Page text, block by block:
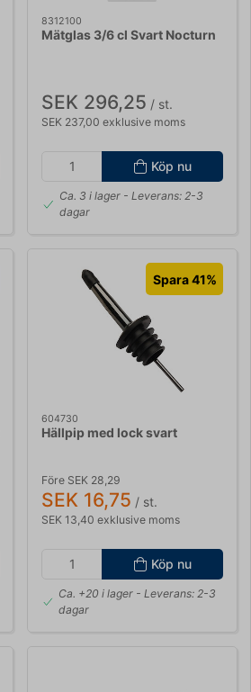
8312100
Mätglas 3/6 cl Svart Nocturn
SEK 296,25 / st.
SEK 237,00 exklusive moms
Köp nu
Ca. 3 i lager- Leverans: 2-3
dagar
Spara 41%
604730
Hällpip med lock svart
Före SEK 28,29
SEK 16,75 / st.
SEK 13,40 exklusive moms
Köp nu
Ca. +20 i lager- Leverans: 2-3
dagar